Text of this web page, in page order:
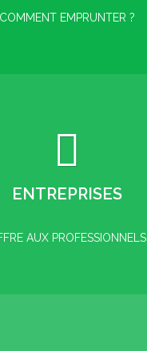
COMMENT EMPRUNTER ?
ENTREPRISES
AUX PROFESSIONNELS